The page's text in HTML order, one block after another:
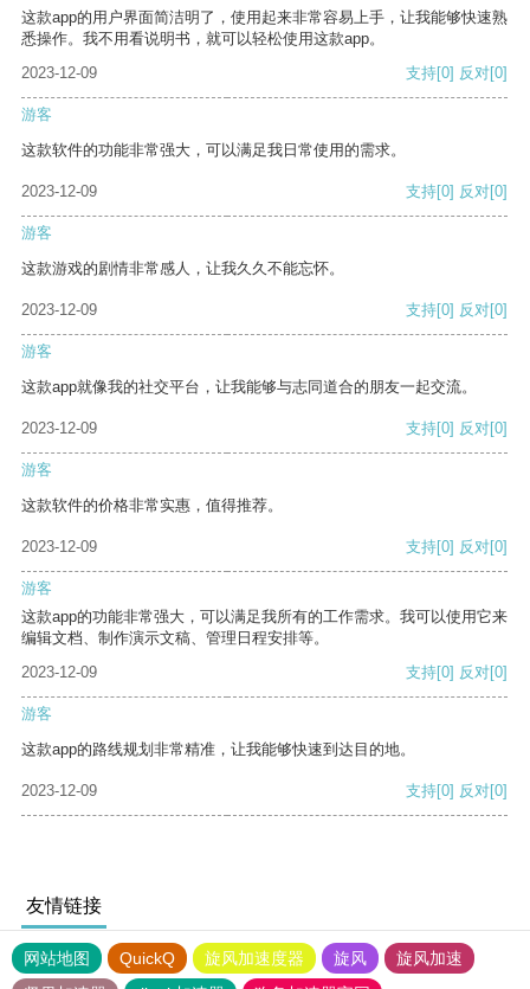
这款app的用户界面简洁明了，使用起来非常容易上手，让我能够快速熟
悉操作。我不用看说明书，就可以轻松使用这款app。
2023-12-09
支持[0] 反对[0]
游客
这款软件的功能非常强大，可以满足我日常使用的需求。
2023-12-09 支持[0] 反对[0]
游客
这款游戏的剧情非常感人，让我久久不能忘怀。
2023-12-09 支持[0] 反对[0]
游客
这款app就像我的社交平台，让我能够与志同道合的朋友一起交流。
2023-12-09 支持[0] 反对[0]
游客
这款软件的价格非常实惠，值得推荐。
2023-12-09 支持[0] 反对[0]
游客
这款app的功能非常强大，可以满足我所有的工作需求。我可以使用它来
编辑文档、制作演示文稿、管理日程安排等。
2023-12-09
支持[0] 反对[0]
游客
这款app的路线规划非常精准，让我能够快速到达目的地。
2023-12-09 支持[0] 反对[0]
友情链接
网站地图 QuickQ 旋风加速度器 旋风
旋风加速